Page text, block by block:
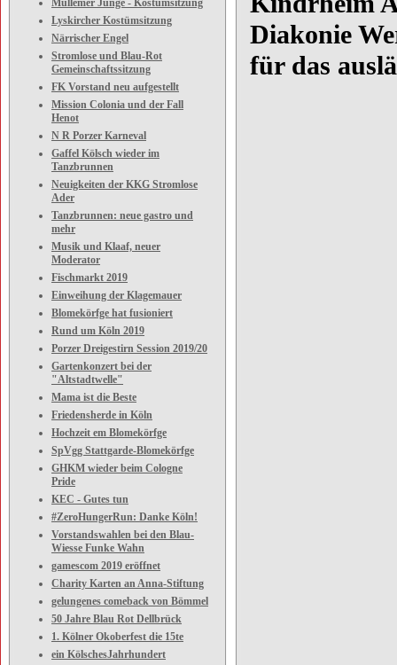
Müllemer Junge - Kostümsitzung
Lyskircher Kostümsitzung
Närrischer Engel
Stromlose und Blau-Rot
Gemeinschaftssitzung
FK Vorstand neu aufgestellt
Mission Colonia und der Fall
Henot
N R Porzer Karneval
Gaffel Kölsch wieder im
Tanzbrunnen
Neuigkeiten der KKG Stromlose
Ader
Tanzbrunnen: neue gastro und
mehr
Musik und Klaaf, neuer
Moderator
Fischmarkt 2019
Einweihung der Klagemauer
Blomekörfge hat fusioniert
Rund um Köln 2019
Porzer Dreigestirn Session 2019/20
Gartenkonzert bei der
"Altstadtwelle"
Mama ist die Beste
Friedensherde in Köln
Hochzeit em Blomekörfge
SpVgg Stattgarde-Blomekörfge
GHKM wieder beim Cologne
Pride
KEC - Gutes tun
#ZeroHungerRun: Danke Köln!
Vorstandswahlen bei den Blau-
Wiesse Funke Wahn
gamescom 2019 eröffnet
Charity Karten an Anna-Stiftung
gelungenes comeback von Bömmel
50 Jahre Blau Rot Dellbrück
1. Kölner Okoberfest die 15te
ein KölschesJahrhundert
Diakonie
für das